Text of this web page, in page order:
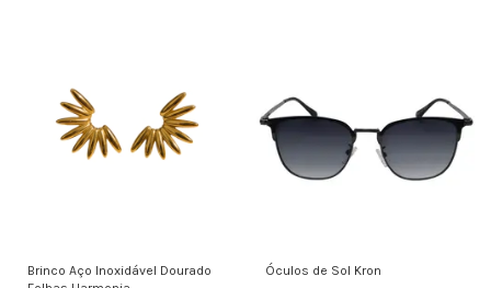
Brinco Aço Inoxidável Dourado
Óculos de Sol Kron